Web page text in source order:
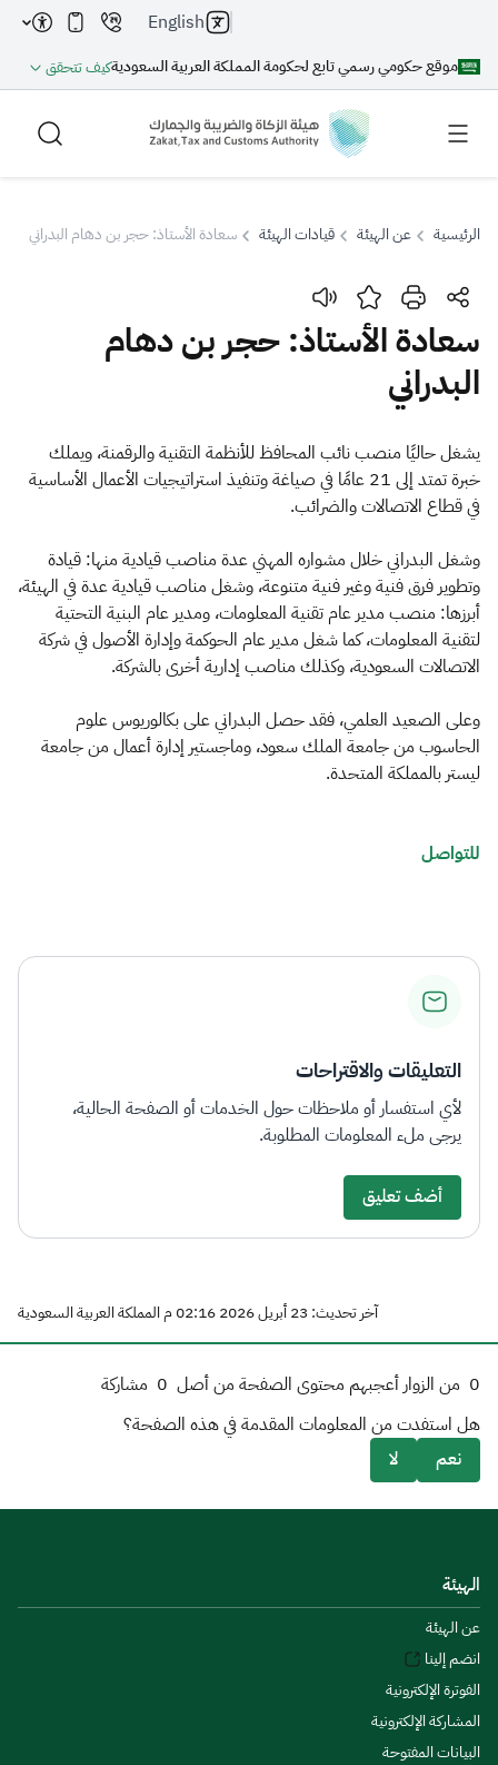
موقع حكومي رسمي تابع لحكومة المملكة العربية السعوديةكيف تتحقق
English
بحث
بحث
اقتراحات
الزكاة الجمارك
الرئيسية عن الهيئة قيادات الهيئة سعادة الأستاذ: حجر بن دهام البدراني
سعادة الأستاذ: حجر بن دهام
البدراني
يشغل حاليًا منصب نائب المحافظ للأنظمة التقنية والرقمنة، ويملك
خبرة تمتد إلى 21 عامًا في صياغة وتنفيذ استراتيجيات الأعمال الأساسية
في قطاع الاتصالات والضرائب.
وشغل البدراني خلال مشواره المهني عدة مناصب قيادية منها: قيادة
وتطوير فرق فنية وغير فنية متنوعة، وشغل مناصب قيادية عدة في الهيئة،
أبرزها: منصب مدير عام تقنية المعلومات، ومدير عام البنية التحتية
لتقنية المعلومات، كما شغل مدير عام الحوكمة وإدارة الأصول في شركة
الاتصالات السعودية، وكذلك مناصب إدارية أخرى بالشركة.
وعلى الصعيد العلمي، فقد حصل البدراني على بكالوريوس علوم
الحاسوب من جامعة الملك سعود، وماجستير إدارة أعمال من جامعة
ليستر بالمملكة المتحدة.
للتواصل​
التعليقات والاقتراحات
لأي استفسار أو ملاحظات حول الخدمات أو الصفحة الحالية،
يرجى ملء المعلومات المطلوبة.
أضف تعليق
آخر تحديث: 23 أبريل 2026 02:16 م المملكة العربية السعودية
0 من الزوار أعجبهم محتوى الصفحة من أصل 0 مشاركة
هل استفدت من المعلومات المقدمة في هذه الصفحة؟
نعم
لا
الهيئة
عن الهيئة
انضم إلينا
الفوترة الإلكترونية
المشاركة الإلكترونية
البيانات المفتوحة